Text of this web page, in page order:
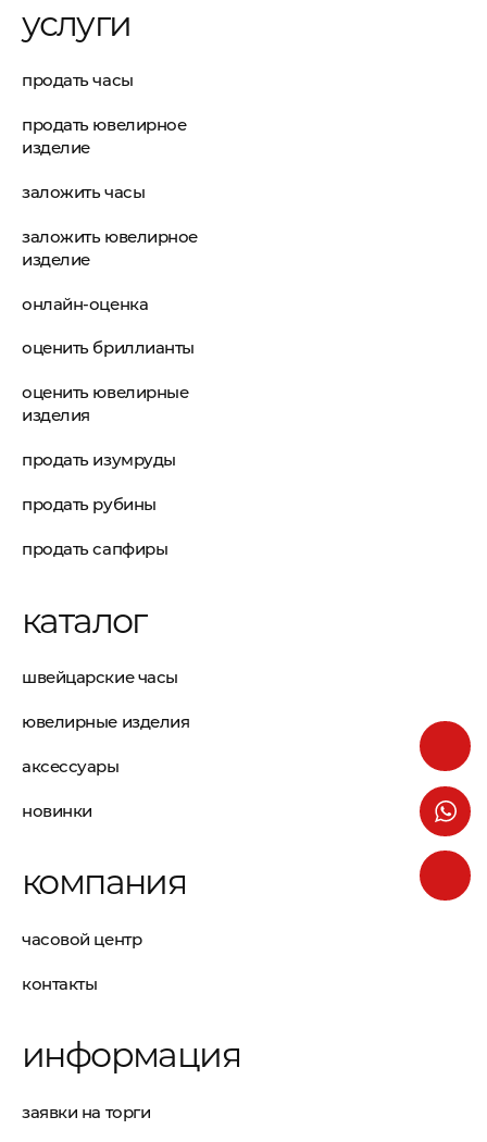
услуги
продать часы
продать ювелирное
изделие
заложить часы
заложить ювелирное
изделие
онлайн-оценка
оценить бриллианты
оценить ювелирные
изделия
продать изумруды
продать рубины
продать сапфиры
каталог
швейцарские часы
ювелирные изделия
аксессуары
новинки
компания
часовой центр
контакты
информация
заявки на торги